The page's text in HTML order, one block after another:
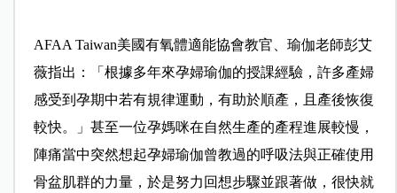
AFAA Taiwan美國有氧體適能協會教官、瑜伽老師彭艾
薇指出：「根據多年來孕婦瑜伽的授課經驗，許多產婦
感受到孕期中若有規律運動，有助於順產，且產後恢復
較快。」甚至一位孕媽咪在自然生產的產程進展較慢，
陣痛當中突然想起孕婦瑜伽曾教過的呼吸法與正確使用
骨盆肌群的力量，於是努力回想步驟並跟著做，很快就